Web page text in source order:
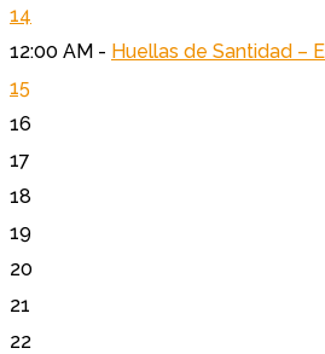
14
12:00 AM - Huellas de Santidad –
15
16
17
18
19
20
21
22